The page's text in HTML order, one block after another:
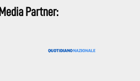
Media Partner: